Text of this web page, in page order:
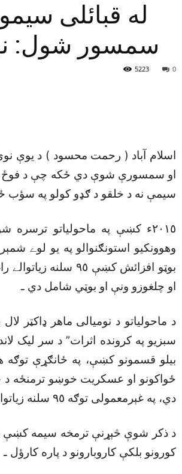
له قبائلى
سمسور شول:
0
5223
اسلام آباد ( رحمت محسود ) د يوې
او سمسورې شوې دي ځکه چې د فوځ
سيمې نه د خلقو د ګډو کولو په سؤب
٢٠١٥ء کښې په ماحولياتو
وهوونکيو استونګنوالو په يو لوے
بوټو افزائش کښې
او چلغوزو ونې او بوټي شامل دي ـ
د ماحولياتو د نوميالى ماهر ډاکټر
سبزيو په کرونده اثرات” د سر ليک
بيلو قسمونو کښې، په ځانګړې
ځواکونو او عسکريت خوښو ترمنځه د
دي، په غېرمعمولى توګه ٩٥ سلنه زياتوالے راغلے دے ـ
د ذکر شوې څېړنې ترمخه سيمه کښې د
کورونو بلکې کاروبارونو د پاره کارؤل ـ